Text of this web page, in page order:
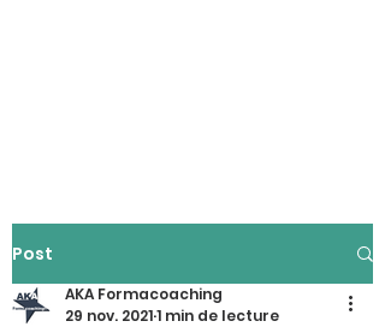
Post
AKA Formacoaching
29 nov. 20211 min de lecture